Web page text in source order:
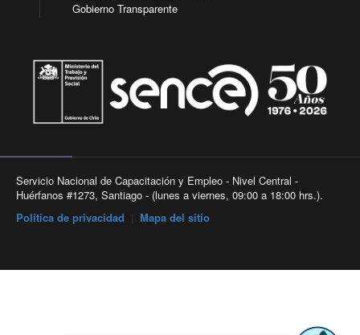
Gobierno Transparente
Servicio Nacional de Capacitación y Empleo - Nivel Central -
Huérfanos #1273, Santiago - (lunes a viernes, 09:00 a 18:00 hrs.).
Política de privacidad
Mapa del sitio